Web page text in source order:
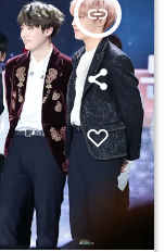
insert_link